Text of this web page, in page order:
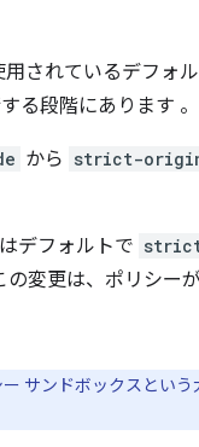
されているデフォ
る段階にあります 。
から strict-
デフォルトで
変更は、ポリシー
サンドボックスという